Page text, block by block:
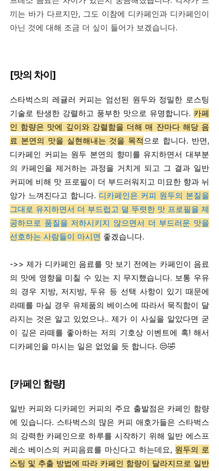
끼는 바가 다르지만, 그도 이참에 디카페인과 디카페인이
아닌 것에 대해 조금 더 싶이 들어가 보겠습니다.
[맛의 차이]
스타벅스의 레귤러 커피는 엄선된 원두와 정밀한 로스팅
기술로 탄생한 강렬하고 풍부한 맛으로 유명합니다. 카페
인 함량은 맛에 깊이와 강렬함을 더해 매 잔마다 해당 음
료 본연의 맛을 실현해내는 것을 목적으로 합니다. 반면,
디카페인 커피는 원두 본연의 향미를 ​​유지하면서 대부분
의 카페인을 제거하는 과정을 거치게 되고 그 결과 일반
커피에 비해 맛 프로필이 더 부드러워지고 미묘한 향과 뉘
앙가 느껴진다고 합니다. 디카페인은 커피 원두의 본질을
그대로 유지하면서 더 부드럽고 덜 뚜렷한 맛 프로필을 제
공하므로 품질을 저하시키지 않으면서 더 부드러운 맛을
선호하는 사람들이 마시면 좋겠습니다.
->> 제가 디카페인 음료를 맛 보기 전에는 카페인이 음료
의 맛에 영향을 미칠 수 있는 지 무지했습니다. 보통 우유
의 경우 지방, 저지방, 두유 등 선택 사항이 있기 때문에
라떼를 마실 경우 유제품의 베이스에 따라서 묵직함이 달
라지는 것은 알고 있었으나.. 제가 이 사실을 알았다면 굳
이 깊은 라떼를 좋아하는 저의 기호상 이벤트에 혹! 해서
디카페인을 마시는 일은 없었을 듯 합니다. 😒🤣
[카페인 함량]
일반 커피와 디카페인 커피의 주요 출발점은 카페인 함량
에 있습니다. 스타벅스의 많은 커피 애호가들은 스타벅스
의 강력한 카페인으로 하루를 시작하기 위해 일반 에스프
레소 베이스의 커피음료를 마신다고 하는데요, 원두의 로
스팅 및 추출 방법에 따라 카페인 함량이 달라지므로 일반